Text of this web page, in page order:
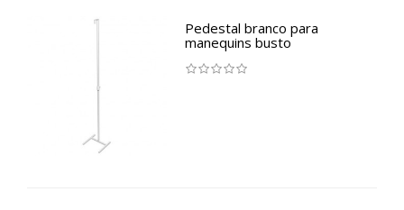
Pedestal branco para
manequins busto